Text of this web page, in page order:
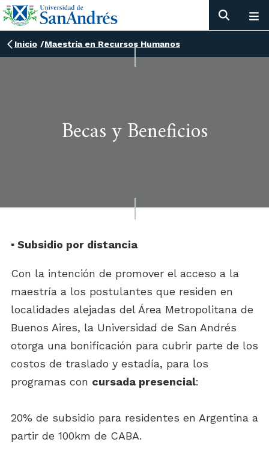
Inicio /Maestría en Recursos Humanos
Becas y Beneficios
▪️ Subsidio por distancia
Con la intención de promover el acceso a la
maestría a los postulantes que residen en
localidades alejadas del Área Metropolitana de
Buenos Aires, la Universidad de San Andrés
otorga una bonificación para cubrir parte de los
costos de traslado y estadía, para los
programas con cursada presencial:
20% de subsidio para residentes en Argentina a
partir de 100km de CABA.